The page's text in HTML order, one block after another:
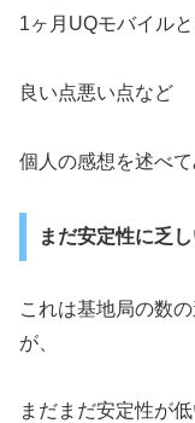
1ヶ月UQモバイル
良い点悪い点など
個人の感想を述べ
まだ安定性に乏
これは基地局の数
が、
まだまだ安定性が低